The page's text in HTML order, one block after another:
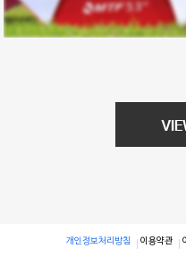
개인정보처리방침 이용약관